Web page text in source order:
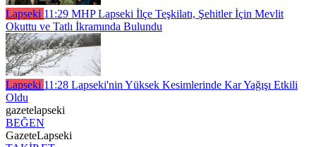
Lapseki 11:29 MHP Lapseki İlçe Teşkilatı, Şehitler İçin Mevlit
Okuttu ve Tatlı İkramında Bulundu
Lapseki 11:28 Lapseki'nin Yüksek Kesimlerinde Kar Yağışı Etkili
Oldu
gazetelapseki
BEĞEN
GazeteLapseki